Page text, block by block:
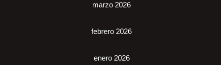
marzo 2026
febrero 2026
enero 2026